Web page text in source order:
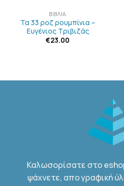
ΒΙΒΛΊΑ
Τα 33 ροζ ρουμπίνια –
Ευγένιος Τριβιζάς
€23.00
Καλωσορίσατε στο
ψάχνετε, απο γραφική